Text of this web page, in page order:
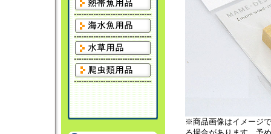
※商品画像はイメージ